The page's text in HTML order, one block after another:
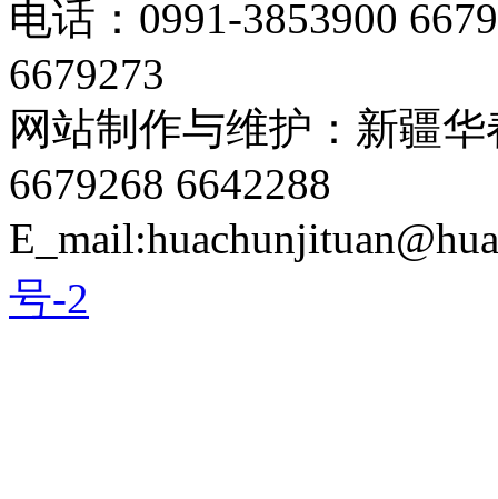
电话：0991-3853900
6679273
网站制作与维护：新疆
6679268 6642288
号-2